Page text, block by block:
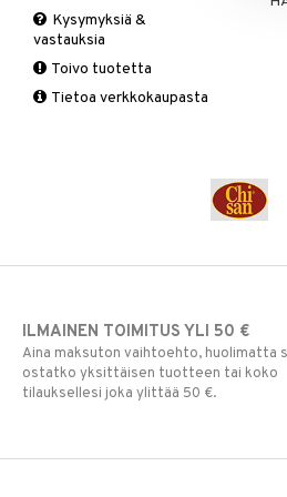
Suolisto
Valkosipuli
Yskään
C-vitamiinit
Miehet
Multimineraalit
Q-10
Schizandra
Suorituskyky
Kysymyksiä &
vastauksia
Toivo tuotetta
Tietoa verkkokaupasta
ILMAINEN TOIMITUS YLI 50 €
Aina maksuton vaihtoehto, huolimatta
ostatko yksittäisen tuotteen tai koko
tilauksellesi joka ylittää 50 €.